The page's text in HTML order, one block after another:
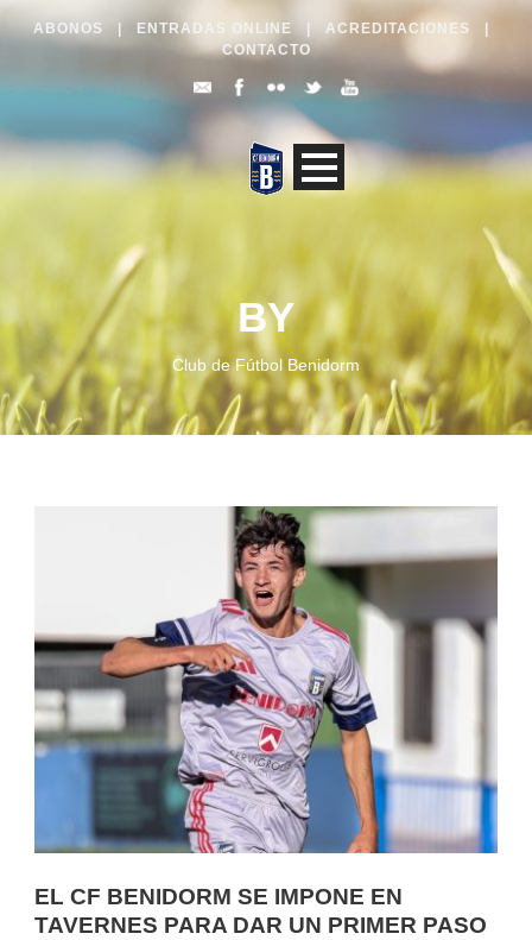
ABONOS ENTRADAS ONLINE ACREDITACIONES
CONTACTO
BY
Club de Fútbol Benidorm
EL CF BENIDORM SE IMPONE EN
TAVERNES PARA DAR UN PRIMER PASO